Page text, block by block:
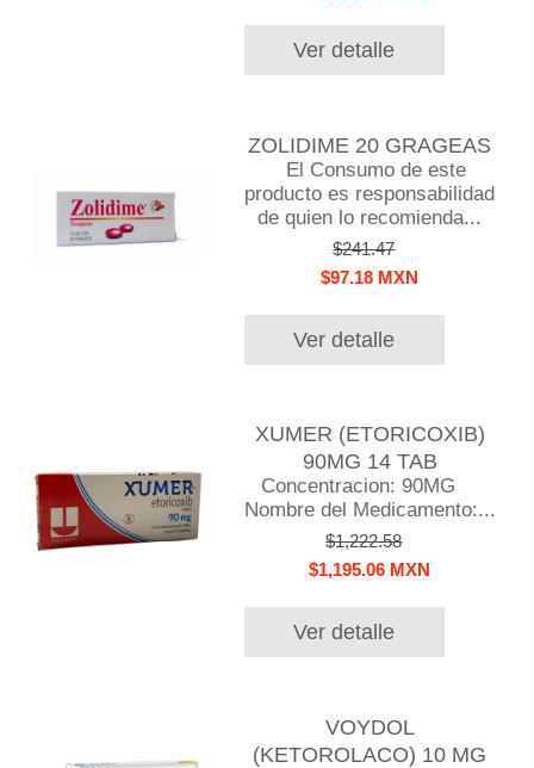
Ver detalle
ZOLIDIME 20 GRAGEAS
El Consumo de este
producto es responsabilidad
de quien lo recomienda...
$241.47
$97.18 MXN
Ver detalle
XUMER (ETORICOXIB)
90MG 14 TAB
Concentracion: 90MG
Nombre del Medicamento:...
$1,222.58
$1,195.06 MXN
Ver detalle
VOYDOL
(KETOROLACO) 10 MG